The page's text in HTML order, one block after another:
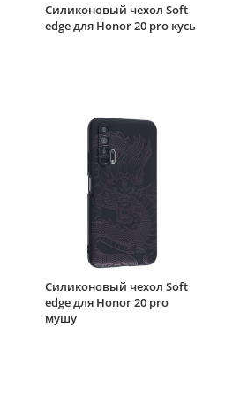
Силиконовый чехол Soft
edge для Honor 20 pro кусь
Силиконовый чехол Soft
edge для Honor 20 pro
мушу